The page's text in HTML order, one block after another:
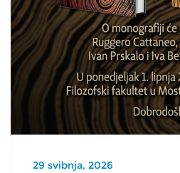
29 svibnja, 2026